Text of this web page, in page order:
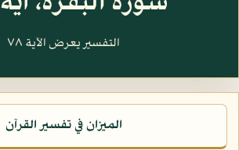
التفسير يعرض الآية ٧٨
الميزان في تفسير القرآن